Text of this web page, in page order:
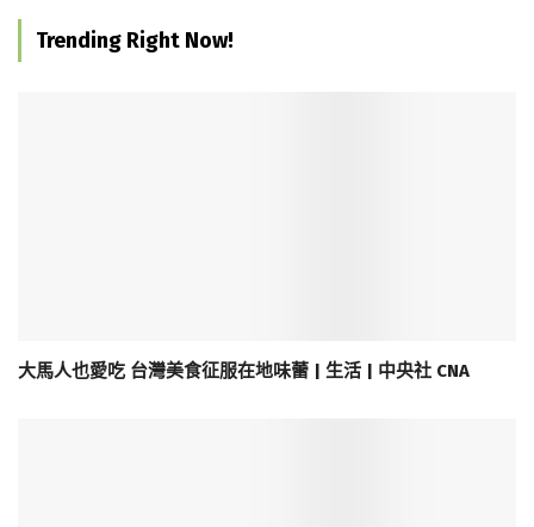
Trending Right Now!
大馬人也愛吃 台灣美食征服在地味蕾 | 生活 | 中央社 CNA